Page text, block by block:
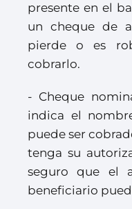
presente en el
un cheque de
pierde o es
cobrarlo.
- Cheque
indica el
puede ser
tenga su
seguro que el
beneficiario